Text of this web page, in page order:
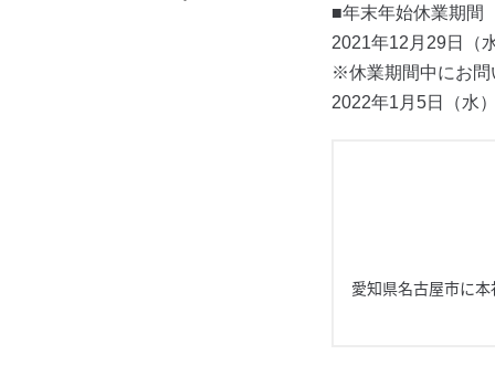
■年末年始休業期間
2021年12月29日（
※休業期間中にお問
2022年1月5日（水
愛知県名古屋市に